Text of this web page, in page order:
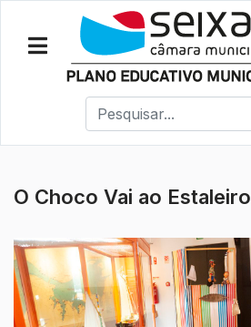
O Choco Vai ao Estaleiro